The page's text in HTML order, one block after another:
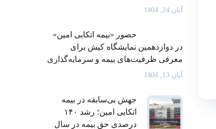
آبان 24, 1404
حضور «بیمه اتکایی امین»
در دوازدهمین نمایشگاه کیش برای
معرفی ظرفیت‌های بیمه و سرمایه‌گذاری
آبان 13, 1404
جهش بی‌سابقه در بیمه
اتکایی امین؛ رشد ۱۴۰
درصدی حق بیمه در سال